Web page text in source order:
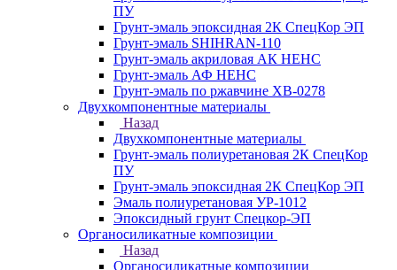
ПУ
Грунт-эмаль эпоксидная 2К СпецКор ЭП
Грунт-эмаль SHIHRAN-110
Грунт-эмаль акриловая АК НЕНС
Грунт-эмаль АФ НЕНС
Грунт-эмаль по ржавчине ХВ-0278
Двухкомпонентные материалы
Назад
Двухкомпонентные материалы
Грунт-эмаль полиуретановая 2К СпецКор
ПУ
Грунт-эмаль эпоксидная 2К СпецКор ЭП
Эмаль полиуретановая УР-1012
Эпоксидный грунт Спецкор-ЭП
Органосиликатные композиции
Назад
Органосиликатные композиции